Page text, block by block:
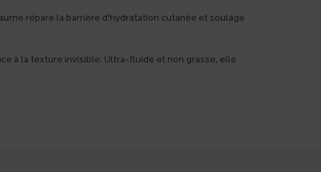
répare la barrière d'hydratation cutanée et soulage
à la texture invisible. Ultra-fluide et non grasse, elle